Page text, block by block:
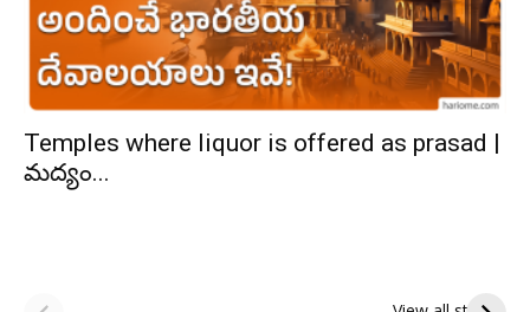
Temples where liquor is offered as prasad |
మద్యం...
పితృదేవతల ఆశీర్వాదం
ఇంద్రకీలాద్రి గిరి ప్రదక్షిణ